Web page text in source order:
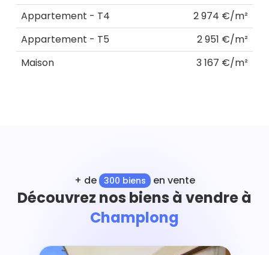
Appartement - T4
2 974 €/m²
Appartement - T5
2 951 €/m²
Maison
3 167 €/m²
+ de 300 biens en vente
Découvrez nos biens à vendre à
Champlong